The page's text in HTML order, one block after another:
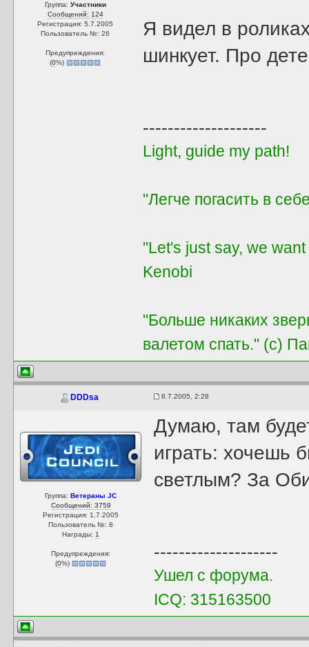
Группа: Участники
Сообщений: 124
Регистрация: 5.7.2005
Пользователь №: 26
Предупреждения:
(0%)
Я видел в
шинкует. Про
--------------------
Light, guide my path!
"Легче погасить в
"Let's just say, we
Kenobi
"Больше никаких
валетом спать." (с)
DDDsa 8.7.2005, 2:28
Группа:Ветераны JC
Сообщений: 3759
Регистрация: 1.7.2005
Пользователь №: 8
Награды: 1
Предупреждения:
(0%)
Думаю, там
играть: хочешь
светлым? За
--------------------
Ушел с форума.
ICQ: 315163500